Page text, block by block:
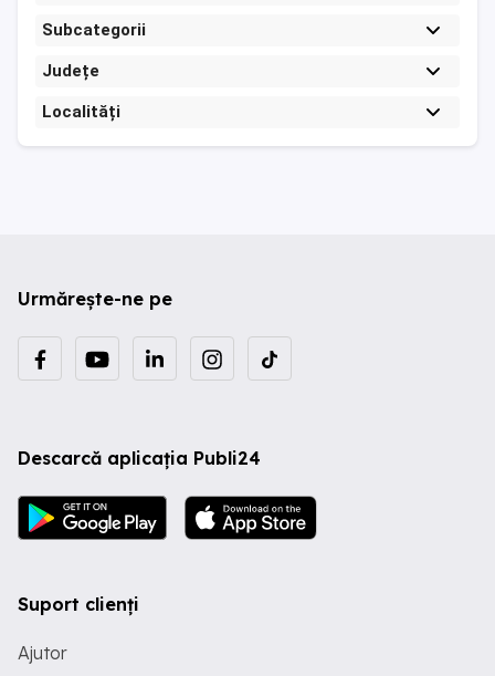
Subcategorii
Județe
Localități
Urmărește-ne pe
Descarcă aplicația Publi24
Suport clienți
Ajutor